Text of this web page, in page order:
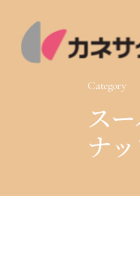
Category
ス
ナ